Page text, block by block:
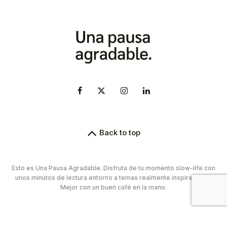
Back to top
Esto es Una Pausa Agradable. Disfruta de tu momento slow-life con
unos minutos de lectura entorno a temas realmente inspiradores.
Mejor con un buen café en la mano.